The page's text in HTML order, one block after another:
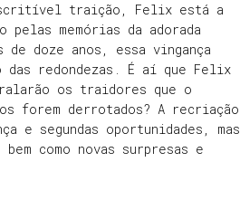
traição, Felix está a
memórias da adorada
doze anos, essa vingança
das redondezas. É aí que Felix
os traidores que o
forem derrotados? A recriação
e segundas oportunidades, mas
como novas surpresas e